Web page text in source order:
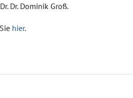
Dr. Dominik Groß.
hier.